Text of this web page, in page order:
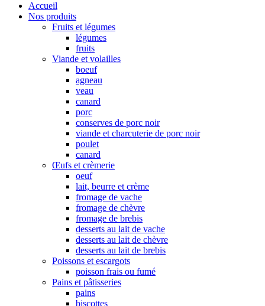
Accueil
Nos produits
Fruits et légumes
légumes
fruits
Viande et volailles
boeuf
agneau
veau
canard
porc
conserves de porc noir
viande et charcuterie de porc noir
poulet
canard
Œufs et crèmerie
oeuf
lait, beurre et crème
fromage de vache
fromage de chèvre
fromage de brebis
desserts au lait de vache
desserts au lait de chèvre
desserts au lait de brebis
Poissons et escargots
poisson frais ou fumé
Pains et pâtisseries
pains
biscottes